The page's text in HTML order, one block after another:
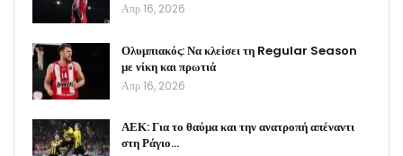
Απρ 16, 2026
Ολυμπιακός: Να κλείσει τη Regular Season
με νίκη και πρωτιά
Απρ 16, 2026
ΑΕΚ: Για το θαύμα και την ανατροπή απέναντι
στη Ράγιο…